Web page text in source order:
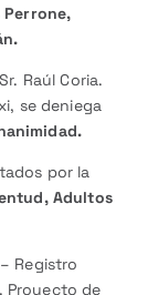
Raúl Coria.
se deniega
por la
Adultos
Registro
Proyecto de